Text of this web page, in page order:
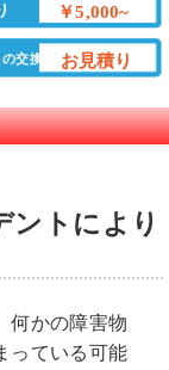
￥5,000~
交換 お見積り
ントにより
何かの障害物
っている可能